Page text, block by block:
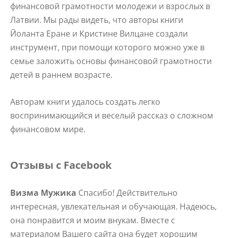
финансовой грамотности молодежи и взрослых в
Латвии. Мы рады видеть, что авторы книги
Йоланта Еране и Кристине Вилцане создали
инструмент, при помощи которого можно уже в
семье заложить основы финансовой грамотности
детей в раннем возрасте.
Авторам книги удалось создать легко
воспринимающийся и веселый рассказ о сложном
финансовом мире.
Отзывы с Facebook
Визма Мужика Спасибо! Действительно
интересная, увлекательная и обучающая. Надеюсь,
она понравится и моим внукам. Вместе с
материалом Вашего сайта она будет хорошим